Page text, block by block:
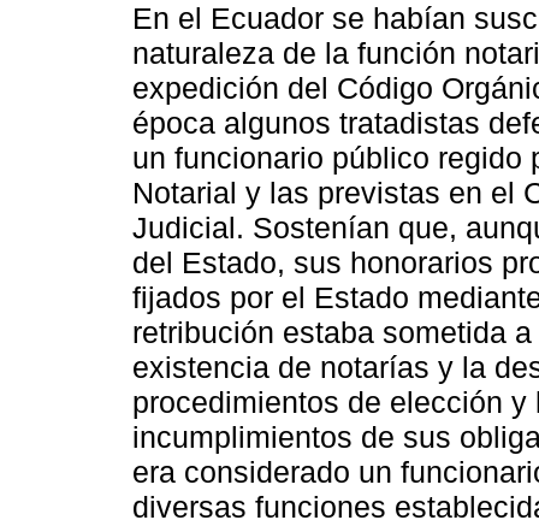
En el Ecuador se habían
naturaleza de la función
expedición del Código
época algunos tratadistas
un funcionario público regido
Notarial y las previstas en el
Judicial. Sostenían que,
del Estado, sus honorarios
fijados por el Estado
retribución estaba sometida
existencia de notarías y la
procedimientos de elección
incumplimientos de sus
era considerado un
diversas funciones